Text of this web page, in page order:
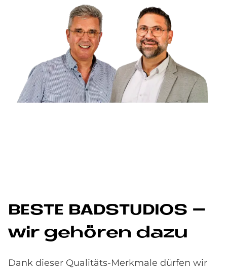
BE­STE BAD­STU­DI­OS –
wir ge­hö­ren dazu
Dank dieser Qualitäts-Merkmale dürfen wir